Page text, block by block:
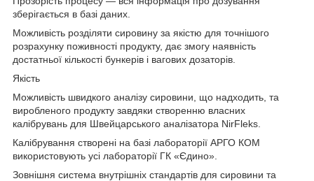
зберігається в базі даних.
Можливість розділяти сировину за якістю для точнішого
розрахунку поживності продукту, дає змогу наявність
достатньої кількості бункерів і вагових дозаторів.
Якість
Можливість швидкого аналізу сировини, що надходить, та
виробленого продукту завдяки створенню власних
калібрувань для Швейцарського аналізатора NirFleks.
Калібрування створені на базі лабораторії АРГО КОМ
використовують усі лабораторії ГК «Єдино».
Зовнішня система внутрішніх стандартів для сировини та